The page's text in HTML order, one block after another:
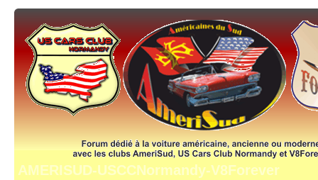
AMERISUD-USCCNormandy-V8Forever